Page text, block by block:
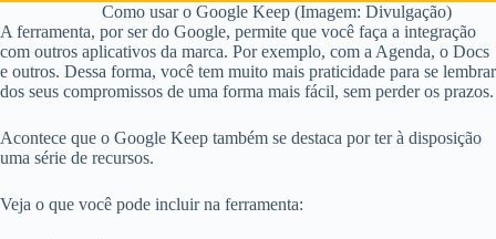
Como usar o Google Keep (Imagem: Divulgação)
A ferramenta, por ser do Google, permite que você faça a integração
com outros aplicativos da marca. Por exemplo, com a Agenda, o Docs
e outros. Dessa forma, você tem muito mais praticidade para se lembrar
dos seus compromissos de uma forma mais fácil, sem perder os prazos.
Acontece que o Google Keep também se destaca por ter à disposição
uma série de recursos.
Veja o que você pode incluir na ferramenta: